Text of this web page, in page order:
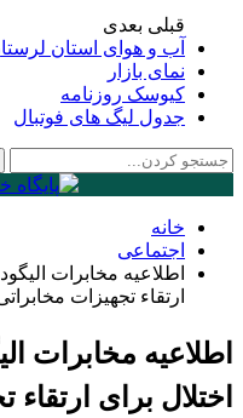
قبلی بعدی
آب و هوای استان
نمای بازار
کیوسک روزنامه
جدول لیگ های فوتبال
خانه
اجتماعی
اطلاعیه مخابرات
ارتقاء تجهیزات
اطلاعیه مخابرات
اختلال برای